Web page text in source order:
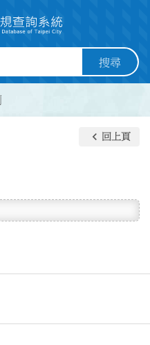
搜尋
keyboard_arrow_left 回上頁